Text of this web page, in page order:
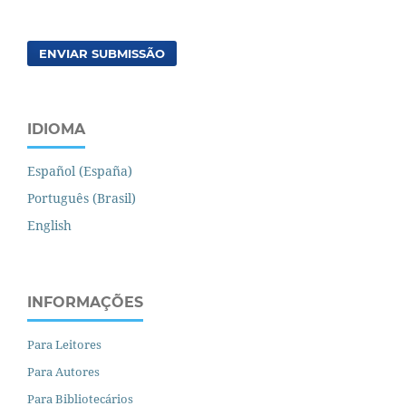
ENVIAR SUBMISSÃO
IDIOMA
Español (España)
Português (Brasil)
English
INFORMAÇÕES
Para Leitores
Para Autores
Para Bibliotecários